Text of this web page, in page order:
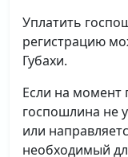
Уплатить
регистрацию
Губахи.
Если на момент
госпошлина не
или
необходимый